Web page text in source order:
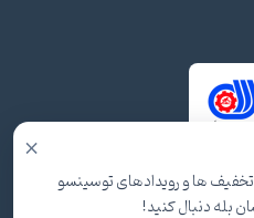
×
تخفیف ها و رویدادهای توسینسو
بله دنبال کنید!